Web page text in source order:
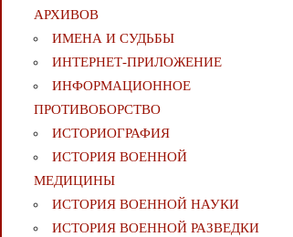
АРХИВОВ
ИМЕНА И СУДЬБЫ
ИНТЕРНЕТ-ПРИЛОЖЕНИЕ
ИНФОРМАЦИОННОЕ
ПРОТИВОБОРСТВО
ИСТОРИОГРАФИЯ
ИСТОРИЯ ВОЕННОЙ
МЕДИЦИНЫ
ИСТОРИЯ ВОЕННОЙ НАУКИ
ИСТОРИЯ ВОЕННОЙ РАЗВЕДКИ